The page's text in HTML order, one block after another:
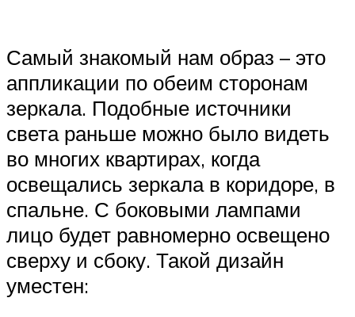
Самый знакомый нам образ – это
аппликации по обеим сторонам
зеркала. Подобные источники
света раньше можно было видеть
во многих квартирах, когда
освещались зеркала в коридоре, в
спальне. С боковыми лампами
лицо будет равномерно освещено
сверху и сбоку. Такой дизайн
уместен: